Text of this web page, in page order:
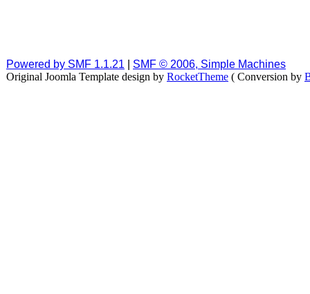
Powered by SMF 1.1.21
SMF © 2006, Simple Machines
Original Joomla Template design by RocketTheme ( Conversion by